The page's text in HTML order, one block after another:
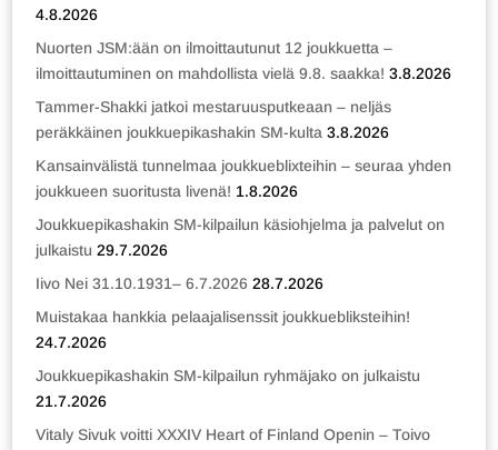
4.8.2026
Nuorten JSM:ään on ilmoittautunut 12 joukkuetta –
ilmoittautuminen on mahdollista vielä 9.8. saakka! 3.8.2026
Tammer-Shakki jatkoi mestaruusputkeaan – neljäs
peräkkäinen joukkuepikashakin SM-kulta 3.8.2026
Kansainvälistä tunnelmaa joukkueblixteihin – seuraa yhden
joukkueen suoritusta livenä! 1.8.2026
Joukkuepikashakin SM-kilpailun käsiohjelma ja palvelut on
julkaistu 29.7.2026
Iivo Nei 31.10.1931– 6.7.2026 28.7.2026
Muistakaa hankkia pelaajalisenssit joukkuebliksteihin!
24.7.2026
Joukkuepikashakin SM-kilpailun ryhmäjako on julkaistu
21.7.2026
Vitaly Sivuk voitti XXXIV Heart of Finland Openin – Toivo